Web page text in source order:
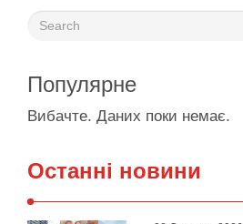
Популярне
Вибачте. Даних поки немає.
Останні новини